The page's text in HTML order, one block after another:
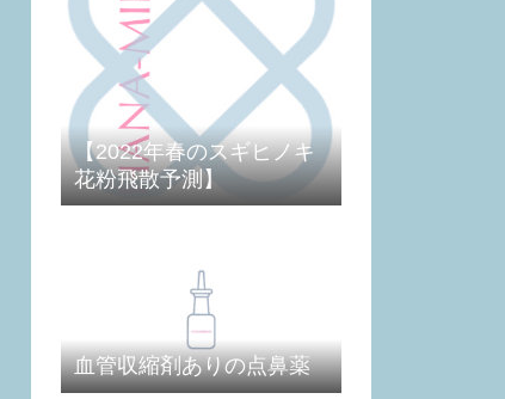
【2022年春のスギヒノキ
花粉飛散予測】
血管収縮剤ありの点鼻薬